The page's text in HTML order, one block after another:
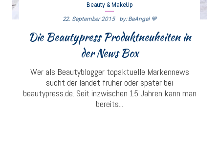
Beauty & MakeUp
22. September 2015 By: BeAngel 💙
Die Beautypress Produktneuheiten in
der News Box
Wer als Beautyblogger topaktuelle Markennews
sucht der landet früher oder später bei
beautypress.de. Seit inzwischen 15 Jahren kann man
bereits...